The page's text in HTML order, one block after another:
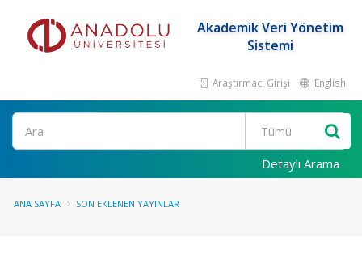
Akademik Veri Yönetim
Sistemi
Araştırmacı Girişi English
Ara
Detaylı Arama
ANA SAYFA SON EKLENEN YAYINLAR